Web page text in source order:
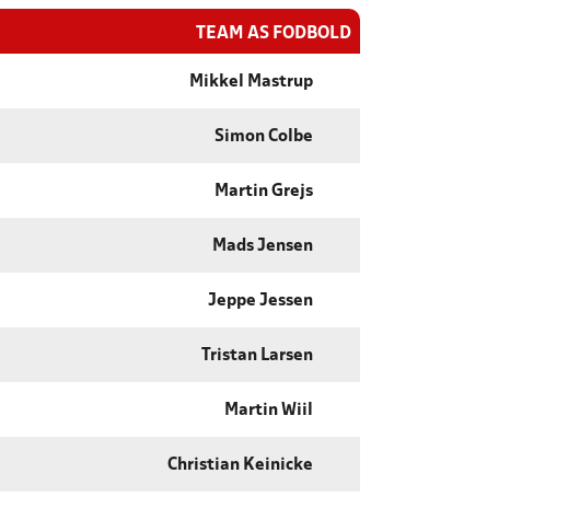
TEAM AS FODBOLD
Mikkel Mastrup
Simon Colbe
Martin Grejs
Mads Jensen
Jeppe Jessen
Tristan Larsen
Martin Wiil
Christian Keinicke